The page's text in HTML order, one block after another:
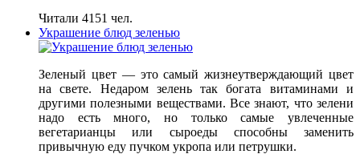
Читали 4151 чел.
Украшение блюд зеленью
Зеленый цвет — это самый жизнеутверждающий цвет
на свете. Недаром зелень так богата витаминами и
другими полезными веществами. Все знают, что зелени
надо есть много, но только самые увлеченные
вегетарианцы или сыроеды способны заменить
привычную еду пучком укропа или петрушки.